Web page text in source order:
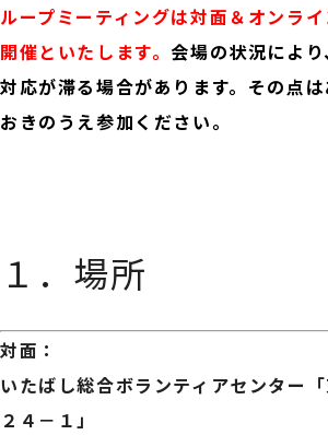
ループミーティングは対面＆オンラ
開催といたします。 会場の状況によ
対応が滞る場合があります。その点
おきのうえ参加ください。
１．場所
対面：
いたばし総合ボランティアセンター
２４－１」